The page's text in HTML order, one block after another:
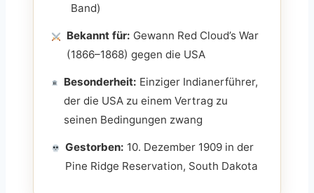
Band)
Bekannt für: Gewann Red Cloud’s War
(1866–1868) gegen die USA
Besonderheit: Einziger Indianerführer,
der die USA zu einem Vertrag zu
seinen Bedingungen zwang
Gestorben: 10. Dezember 1909 in der
Pine Ridge Reservation, South Dakota